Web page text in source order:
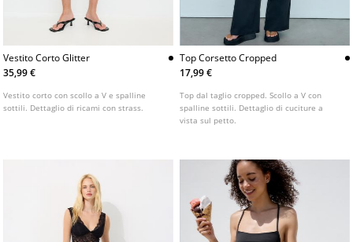
Vestito Corto Glitter
35,99 €
Vestito corto con scollo a V e spalline
sottili. Dettaglio di ricami con strass.
Top Corsetto Cropped
17,99 €
Top dal taglio cropped. Scollo a V con
spalline sottili. Dettaglio di cuciture a
vista sul petto.